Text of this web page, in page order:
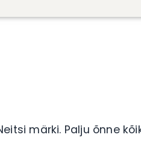
märki. Palju õnne